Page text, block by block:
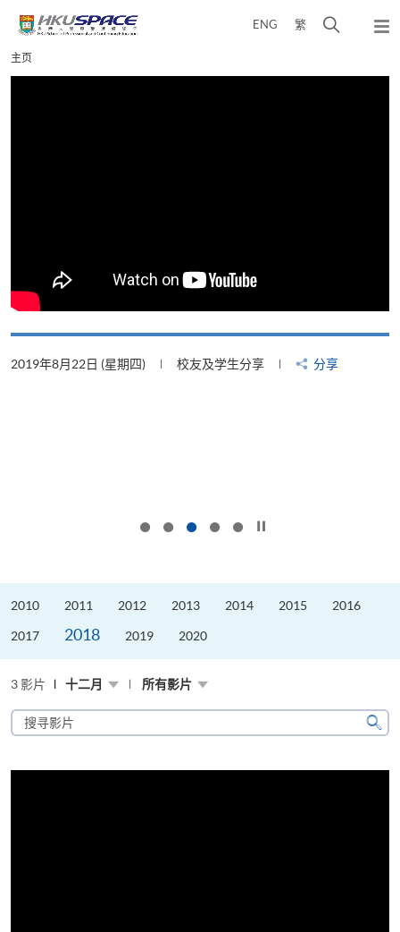
content
ENG 繁
弹
Main
content
主页
2019年8月22日 (星期四) 校友及学生分享 分享
2010 2011 2012 2013 2014 2015 2016
2017 2018 2019 2020
3 影片 十二月 所有影片
搜
寻
片
搜